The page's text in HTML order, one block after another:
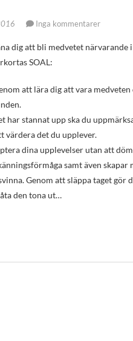
Inga kommentarer
SOAL:
att lära dig att vara
har stannat upp ska du
värdera det du upplever.
dina upplevelser utan att
samt även
Genom att släppa taget
den tona ut…